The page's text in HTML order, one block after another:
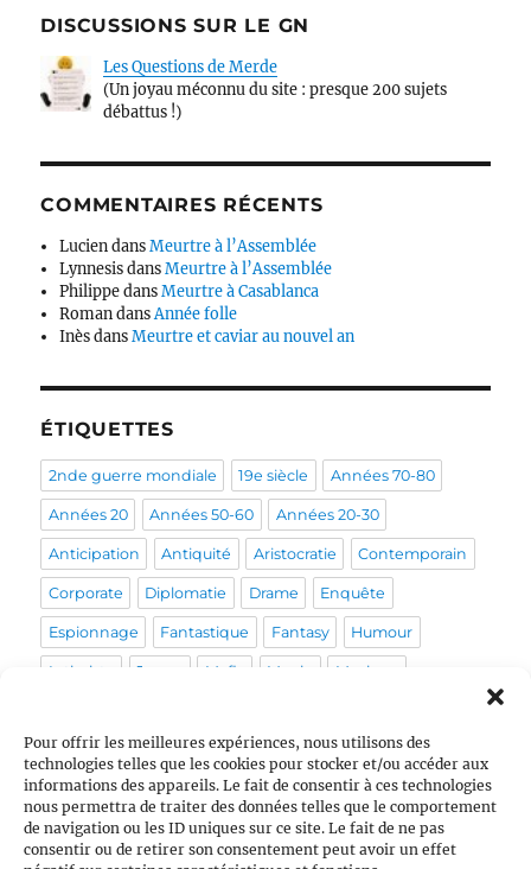
Pour offrir les meilleures expériences, nous utilisons des
technologies telles que les cookies pour stocker et/ou accéder aux
informations des appareils. Le fait de consentir à ces technologies
nous permettra de traiter des données telles que le comportement
de navigation ou les ID uniques sur ce site. Le fait de ne pas
consentir ou de retirer son consentement peut avoir un effet
DISCUSSIONS SUR LE GN
Les Questions de Merde
(Un joyau méconnu du site : presque 200 sujets
débattus !)
COMMENTAIRES RÉCENTS
Lucien dansMeurtre à l’Assemblée
Lynnesis dansMeurtre à l’Assemblée
Philippe dansMeurtre à Casablanca
Roman dansAnnée folle
Inès dansMeurtre et caviar au nouvel an
ÉTIQUETTES
2nde guerre mondiale 19e siècle Années 70-80
Années 20 Années 50-60 Années 20-30
Anticipation Antiquité Aristocratie Contemporain
Corporate Diplomatie Drame Enquête
Espionnage Fantastique Fantasy Humour
Intimiste Japon Mafia Magie Musique
Politique Post-apo Pour enfants Prohibition
Psychologique Pègre Queer Religion Rome
Sans orga Sentiments Sociétal Space Opera